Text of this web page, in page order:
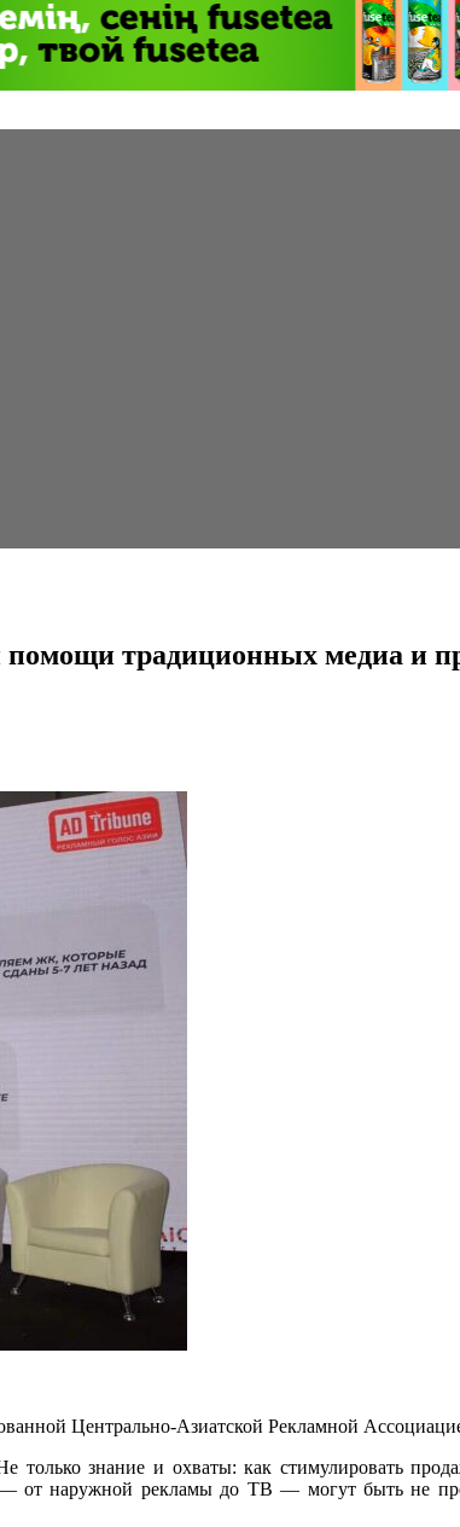
традиционных медиа и
Центрально-Азиатской Рекламной
знание и охваты: как стимулировать
от наружной рекламы до ТВ — могут быть не